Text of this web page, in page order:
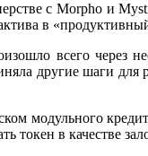
с Morpho и
в
всего через
другие шаги для
модульного
токен в качестве